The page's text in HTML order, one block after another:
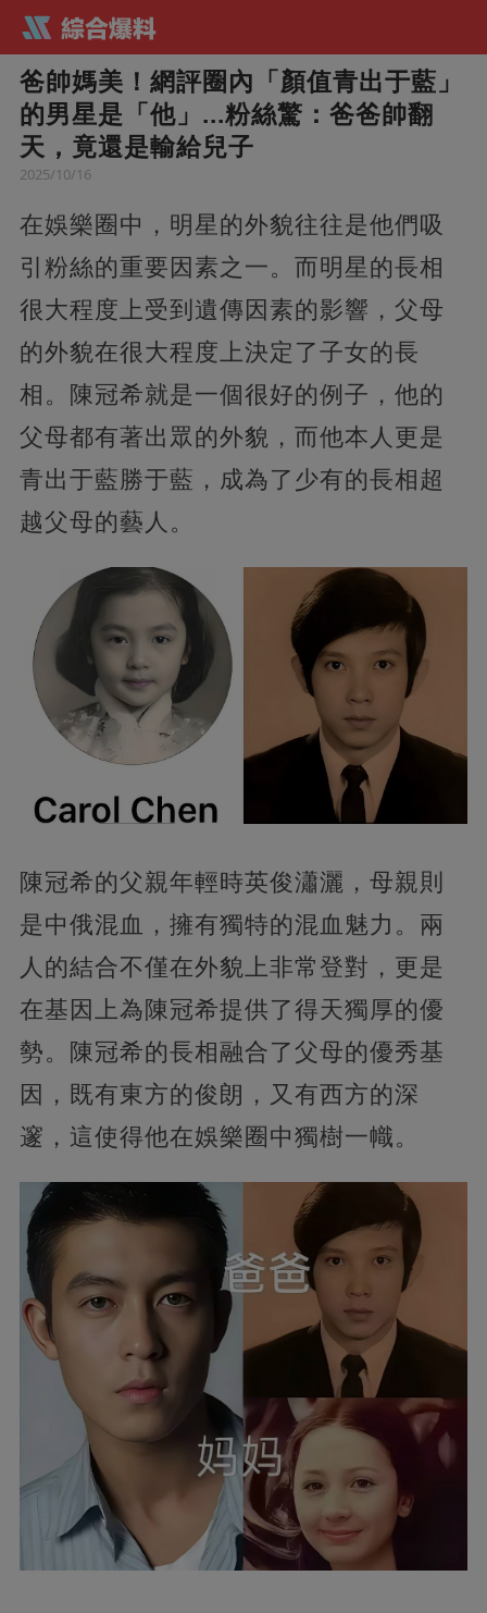
爸帥媽美！網評圈內「顏值青出于藍」
的男星是「他」...粉絲驚：爸爸帥翻
天，竟還是輸給兒子
2025/10/16
在娛樂圈中，明星的外貌往往是他們吸
引粉絲的重要因素之一。而明星的長相
很大程度上受到遺傳因素的影響，父母
的外貌在很大程度上決定了子女的長
相。陳冠希就是一個很好的例子，他的
父母都有著出眾的外貌，而他本人更是
青出于藍勝于藍，成為了少有的長相超
越父母的藝人。
陳冠希的父親年輕時英俊瀟灑，母親則
是中俄混血，擁有獨特的混血魅力。兩
人的結合不僅在外貌上非常登對，更是
在基因上為陳冠希提供了得天獨厚的優
勢。陳冠希的長相融合了父母的優秀基
因，既有東方的俊朗，又有西方的深
邃，這使得他在娛樂圈中獨樹一幟。